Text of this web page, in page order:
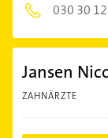
030 30
Jansen
ZAHNÄRZTE